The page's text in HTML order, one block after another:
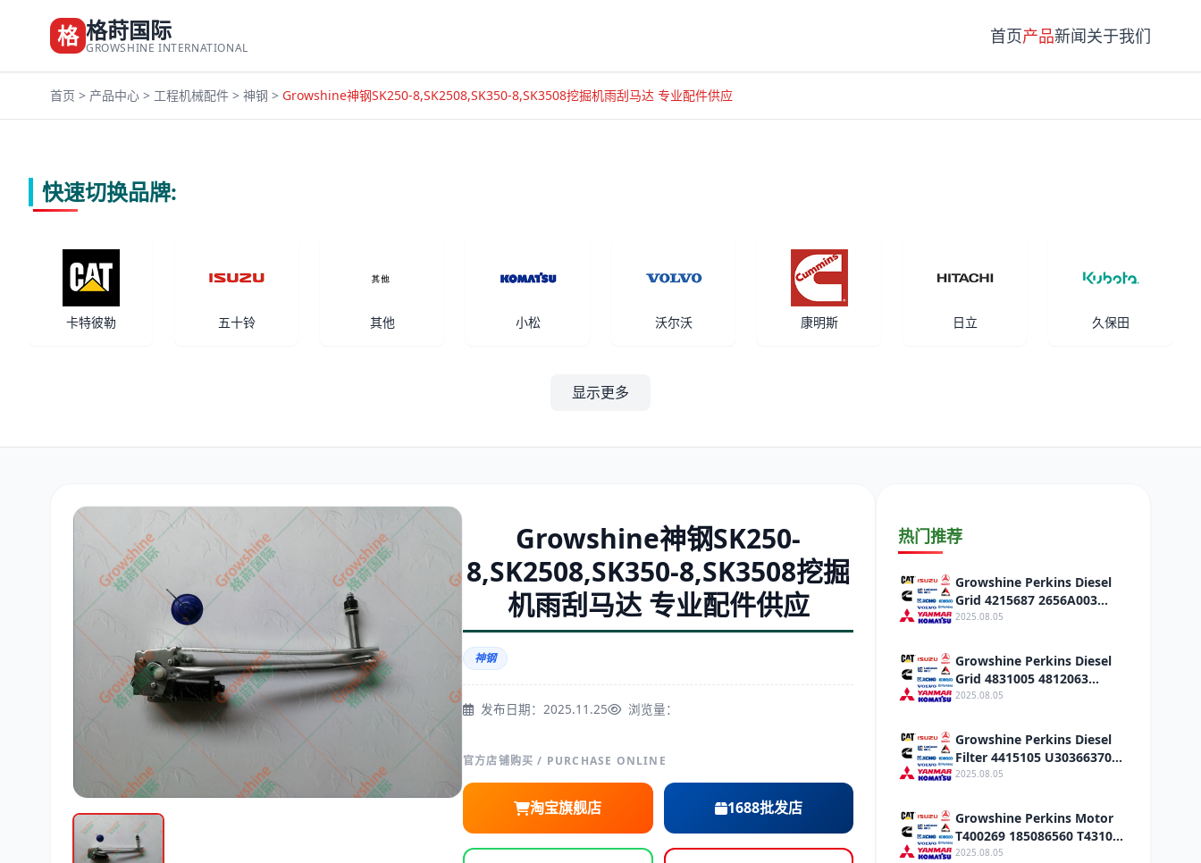
格 格莳国际
GROWSHINE INTERNATIONAL
首页产品新闻关于我们
首页 > 产品中心 > 工程机械配件 > 神钢 > Growshine神钢SK250-8,SK2508,SK350-8,SK3508挖掘机雨刮马达 专业配件供应
快速切换品牌:
卡特彼勒 五十铃 其他 小松 沃尔沃 康明斯 日立 久保田
道依茨 柳工 斗山 三一 奔驰 加藤 卡尔玛 杰西博
大宇 丰田 约翰迪尔 徐工 利勃海尔
潍柴 依维柯
显示更多
Growshine神钢SK250-
8,SK2508,SK350-8,SK3508挖掘
机雨刮马达 专业配件供应
神钢
发布日期：2025.11.25 浏览量：
官方店铺购买 / PURCHASE ONLINE
淘宝旗舰店 1688批发店
热门推荐
Growshine Perkins Diesel
Grid 4215687 2656A003
4770550 Respond to the
2025.08.05
Growshine Perkins Diesel
Grid 4831005 4812063
4831003 Adaptive
2025.08.05
Growshine Perkins Diesel
Filter 4415105 U30366370
4831005 Aerospace
2025.08.05
Growshine Perkins Motor
T400269 185086560 T431040
Discount
2025.08.05